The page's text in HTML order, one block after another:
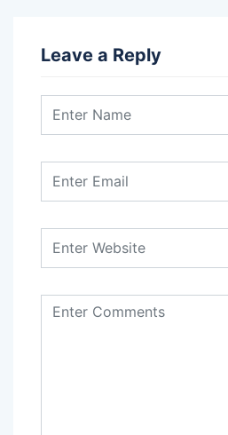
Leave a Reply